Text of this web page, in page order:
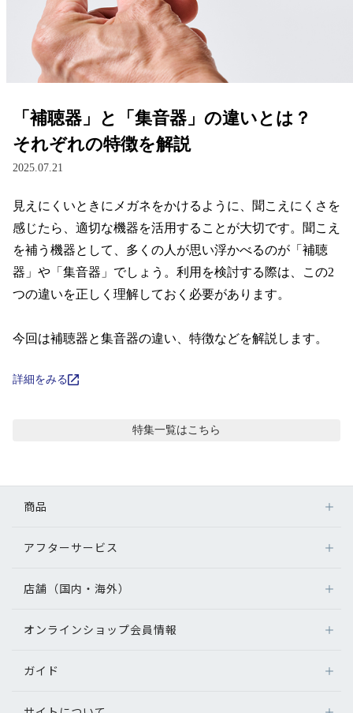
レンズ
サングラス
補聴器
グッズ・小物
ブランドを探す
レビュー
ブログ
「補聴器」と「集音器」の違いとは？
それぞれの特徴を解説
2025.07.21
見えにくいときにメガネをかけるように、聞こえにくさを
感じたら、適切な機器を活用することが大切です。聞こえ
を補う機器として、多くの人が思い浮かべるのが「補聴
器」や「集音器」でしょう。利用を検討する際は、この2
つの違いを正しく理解しておく必要があります。
今回は補聴器と集音器の違い、特徴などを解説します。
詳細をみる
特集一覧はこちら
商品
メガネ
サングラス
補聴器
グッズ・小物
アフターサービス
アフターサービス
メガネの不具合、修理について
補聴器に関するアフターサービス
店舗（国内・海外）
店舗検索
オンラインショップ会員情報
ログイン
ガイド